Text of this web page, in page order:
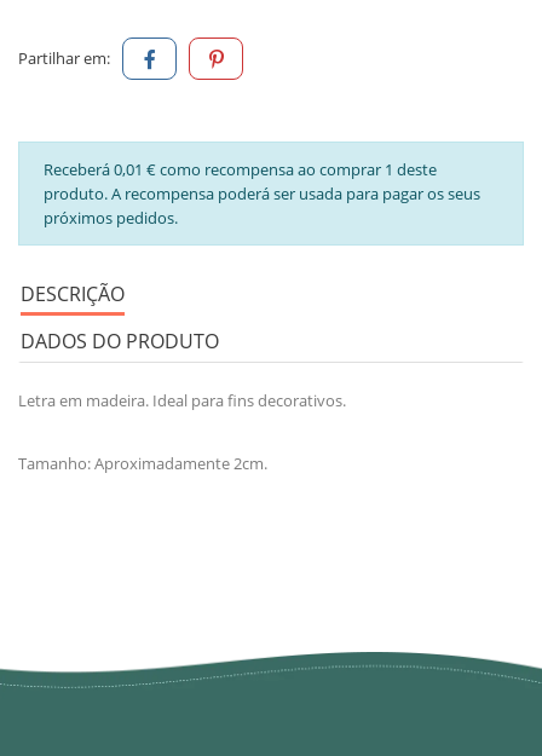
Partilhar em:
Receberá 0,01 € como recompensa ao comprar 1 deste
produto. A recompensa poderá ser usada para pagar os seus
próximos pedidos.
DESCRIÇÃO
DADOS DO PRODUTO
Letra em madeira. Ideal para fins decorativos.
Tamanho: Aproximadamente 2cm.